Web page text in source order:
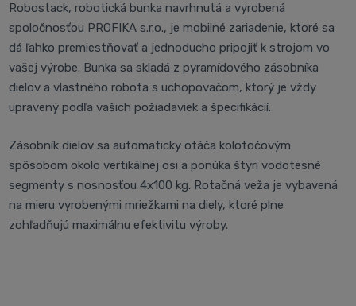
Robostack, robotická bunka navrhnutá a vyrobená
spoločnosťou PROFIKA s.r.o., je mobilné zariadenie, ktoré sa
dá ľahko premiestňovať a jednoducho pripojiť k strojom vo
vašej výrobe. Bunka sa skladá z pyramídového zásobníka
dielov a vlastného robota s uchopovačom, ktorý je vždy
upravený podľa vašich požiadaviek a špecifikácií.
Zásobník dielov sa automaticky otáča kolotočovým
spôsobom okolo vertikálnej osi a ponúka štyri vodotesné
segmenty s nosnosťou 4x100 kg. Rotačná veža je vybavená
na mieru vyrobenými mriežkami na diely, ktoré plne
zohľadňujú maximálnu efektivitu výroby.